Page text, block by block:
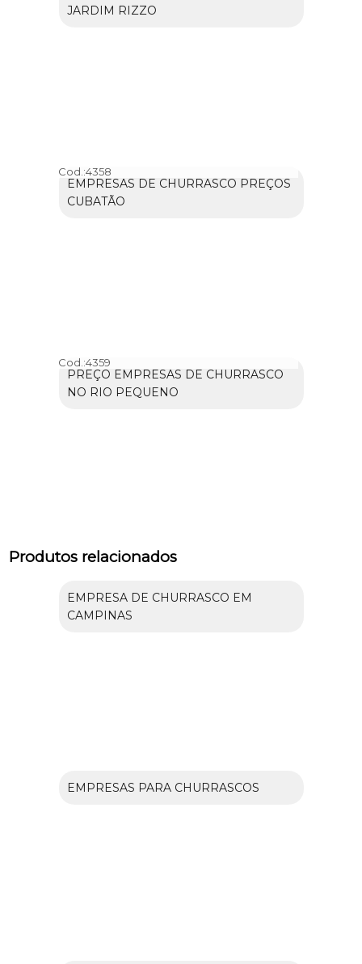
JARDIM RIZZO
Cod.:4358
EMPRESAS DE CHURRASCO PREÇOS
CUBATÃO
Cod.:4359
PREÇO EMPRESAS DE CHURRASCO
NO RIO PEQUENO
Produtos relacionados
EMPRESA DE CHURRASCO EM
CAMPINAS
EMPRESAS PARA CHURRASCOS